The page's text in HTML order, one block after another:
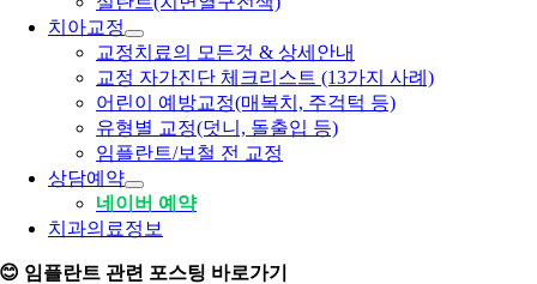
치아교정
교정치료의 모든것 & 상세안내
교정 자가진단 체크리스트 (13가지 사례)
어린이 예방교정(매복치, 주걱턱 등)
유형별 교정(덧니, 돌출입 등)
임플란트/보철 전 교정
상담예약
네이버 예약
치과의료정보
😊 임플란트 관련 포스팅 바로가기